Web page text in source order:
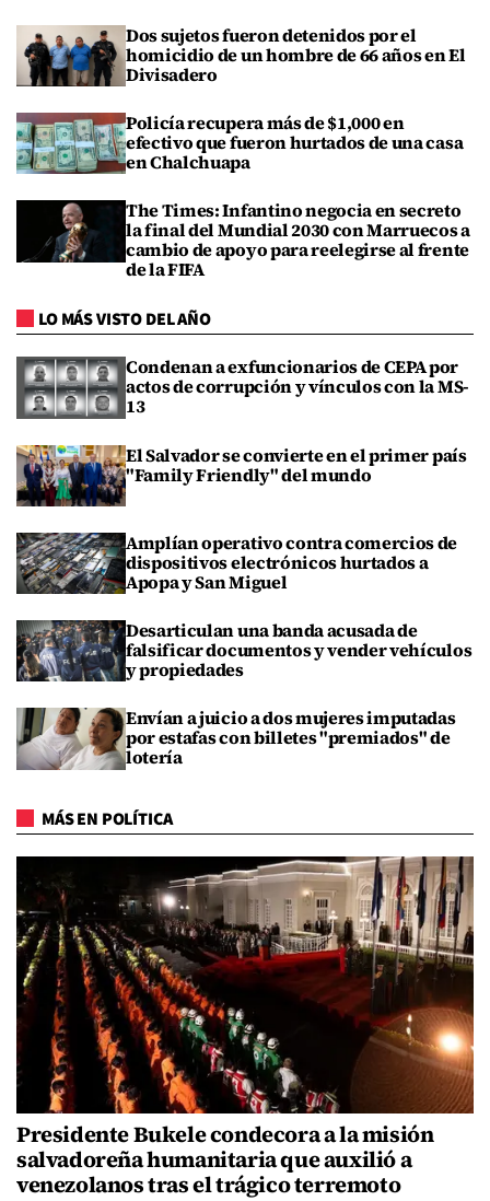
Dos sujetos fueron detenidos por el
homicidio de un hombre de 66 años en El
Divisadero
Policía recupera más de $1,000 en
efectivo que fueron hurtados de una casa
en Chalchuapa
The Times: Infantino negocia en secreto
la final del Mundial 2030 con Marruecos a
cambio de apoyo para reelegirse al frente
de la FIFA
LO MÁS VISTO DEL AÑO
Condenan a exfuncionarios de CEPA por
actos de corrupción y vínculos con la MS-
13
El Salvador se convierte en el primer país
"Family Friendly" del mundo
Amplían operativo contra comercios de
dispositivos electrónicos hurtados a
Apopa y San Miguel
Desarticulan una banda acusada de
falsificar documentos y vender vehículos
y propiedades
Envían a juicio a dos mujeres imputadas
por estafas con billetes "premiados" de
lotería
MÁS EN POLÍTICA
Presidente Bukele condecora a la misión
salvadoreña humanitaria que auxilió a
venezolanos tras el trágico terremoto